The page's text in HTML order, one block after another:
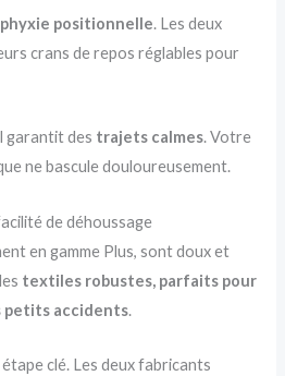
positionnelle. Les deux
crans de repos réglables pour
garantit des trajets calmes. Votre
ne bascule douloureusement.
de déhoussage
en gamme Plus, sont doux et
textiles robustes, parfaits pour
petits accidents.
clé. Les deux fabricants